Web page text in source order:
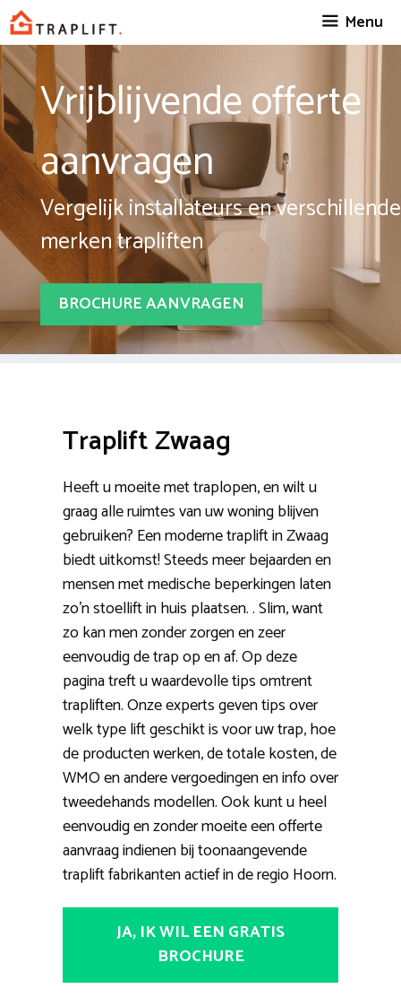
Spring
naar
inhoud
Menu
Vrijblijvende offerte
aanvragen
Vergelijk installateurs en verschillende
merken trapliften
BROCHURE AANVRAGEN
Traplift Zwaag
Heeft u moeite met traplopen, en wilt u
graag alle ruimtes van uw woning blijven
gebruiken? Een moderne traplift in Zwaag
biedt uitkomst! Steeds meer bejaarden en
mensen met medische beperkingen laten
zo’n stoellift in huis plaatsen. . Slim, want
zo kan men zonder zorgen en zeer
eenvoudig de trap op en af. Op deze
pagina treft u waardevolle tips omtrent
trapliften. Onze experts geven tips over
welk type lift geschikt is voor uw trap, hoe
de producten werken, de totale kosten, de
WMO en andere vergoedingen en info over
tweedehands modellen. Ook kunt u heel
eenvoudig en zonder moeite een offerte
aanvraag indienen bij toonaangevende
traplift fabrikanten actief in de regio Hoorn.
JA, IK WIL EEN GRATIS
BROCHURE